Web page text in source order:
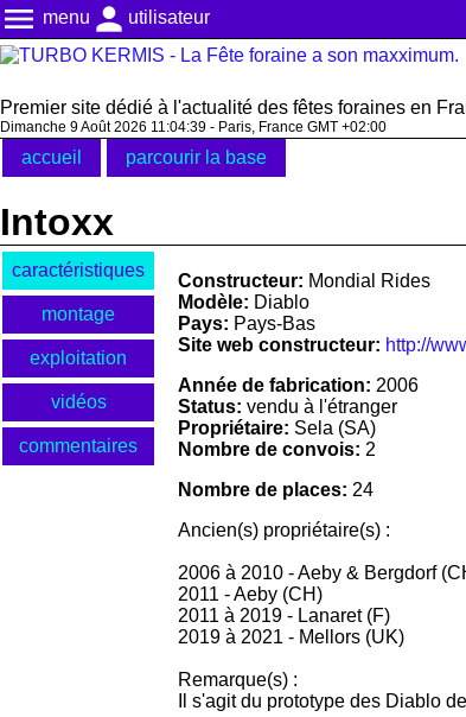
menu menu person utilisateur
Premier site dédié à l'actualité des fêtes foraines en
Dimanche 9 Août 2026 11:04:39 - Paris, France GMT +02:00
accueil parcourir la base
Intoxx
caractéristiques
montage
exploitation
vidéos
commentaires
Constructeur: Mondial Rides
Modèle: Diablo
Pays: Pays-Bas
Site web constructeur: http://
Année de fabrication: 2006
Status: vendu à l'étranger
Propriétaire: Sela (SA)
Nombre de convois: 2
Nombre de places: 24
Ancien(s) propriétaire(s) :
2006 à 2010 - Aeby & Bergdorf
2011 - Aeby (CH)
2011 à 2019 - Lanaret (F)
2019 à 2021 - Mellors (UK)
Remarque(s) :
Il s'agit du prototype des Diablo